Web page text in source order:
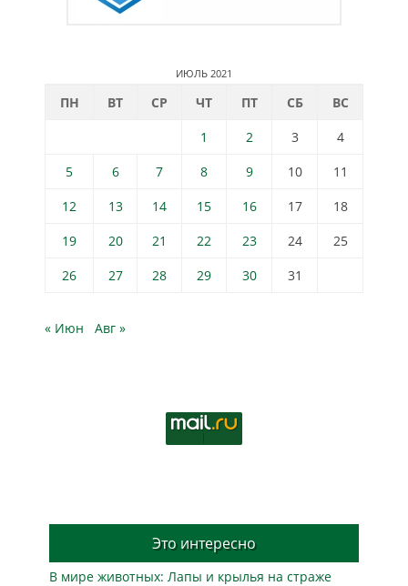
ИЮЛЬ 2021
ПН ВТ СР ЧТ ПТ СБ
ВС
1
2 3
4
5
6 7 8 9 10
11
12
13 14 15 16 17
18
19
20 21 22 23 24
25
26
27 28 29 30 31
« Июн Авг »
Это интересно
В мире животных: Лапы и крылья на страже